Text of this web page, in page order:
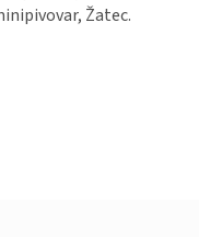
Žatec.